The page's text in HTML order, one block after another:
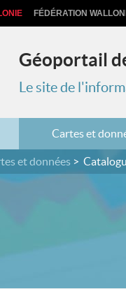
FÉDÉRATION
Géoportail
Le site de
Cartes et
et données